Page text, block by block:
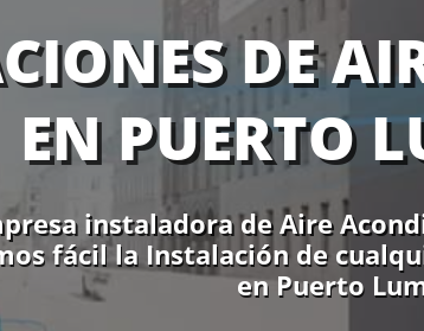
DE
EN PUERTO
instaladora de Aire
fácil la Instalación de
en Puerto